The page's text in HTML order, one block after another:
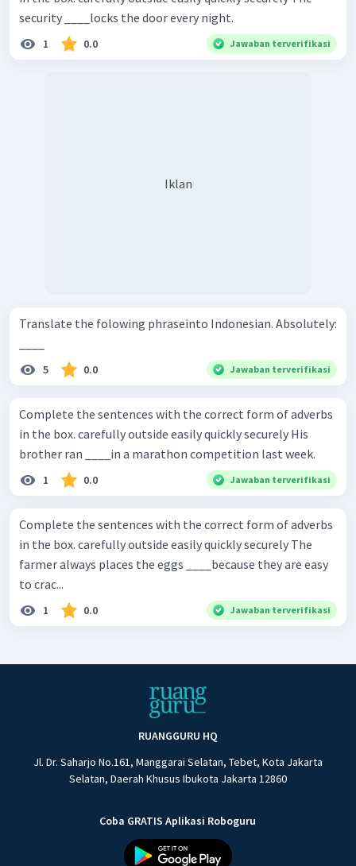
security ____locks the door every night.
1 0.0 Jawaban terverifikasi
Iklan
Translate the folowing phraseinto Indonesian. Absolutely:
5 0.0 Jawaban terverifikasi
Complete the sentences with the correct form of adverbs
in the box. carefully outside easily quickly securely His
brother ran ____in a marathon competition last week.
1 0.0 Jawaban terverifikasi
Complete the sentences with the correct form of adverbs
in the box. carefully outside easily quickly securely The
farmer always places the eggs ____because they are easy
to crac...
1 0.0 Jawaban terverifikasi
RUANGGURU HQ
Jl. Dr. Saharjo No.161, Manggarai Selatan, Tebet, Kota Jakarta
Selatan, Daerah Khusus Ibukota Jakarta 12860
Coba GRATIS Aplikasi Roboguru